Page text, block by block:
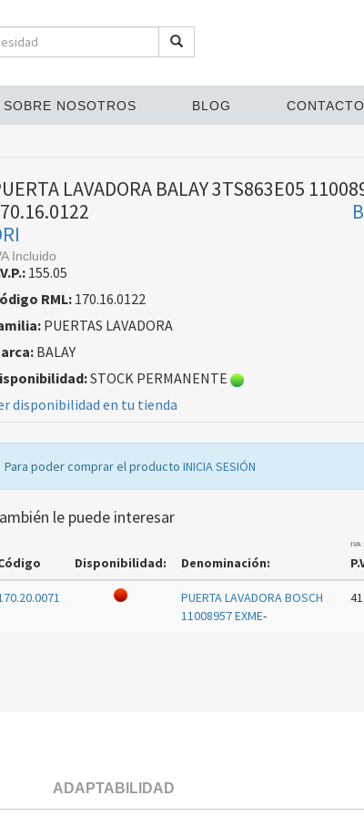
SOBRE NOSOTROS BLOG CONTACTO
LAVADORA BALAY 3TS863E05
Incluido
155.05
RML:170.16.0122
PUERTAS LAVADORA
BALAY
STOCK PERMANENTE
disponibilidad en tu tienda
Para poder comprar el producto INICIA SESIÓN
le puede interesar
Disponibilidad: Denominación:
PUERTA LAVADORA BOSCH
11008957 EXME-
ADAPTABILIDAD